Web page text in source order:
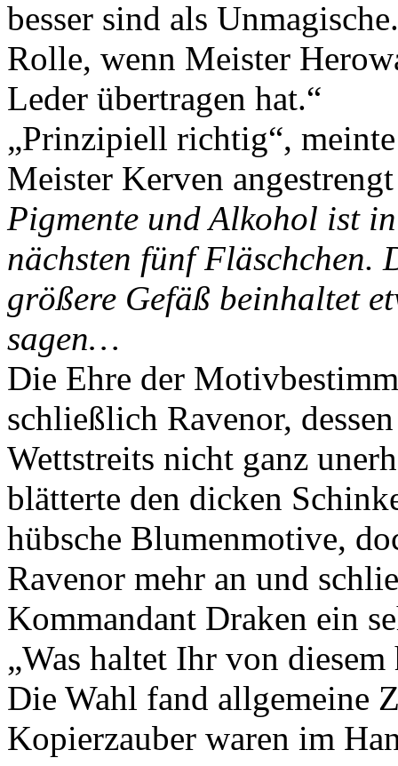
besser sind als
Rolle, wenn Meister
Leder übertragen hat.“
„Prinzipiell richtig“,
Meister Kerven
Pigmente und Alkohol ist
nächsten fünf Fläschchen.
größere Gefäß beinhaltet
sagen…
Die Ehre der
schließlich Ravenor,
Wettstreits nicht ganz
blätterte den dicken
hübsche Blumenmotive,
Ravenor mehr an und
Kommandant Draken ein
„Was haltet Ihr von
Die Wahl fand allgemeine
Kopierzauber waren im